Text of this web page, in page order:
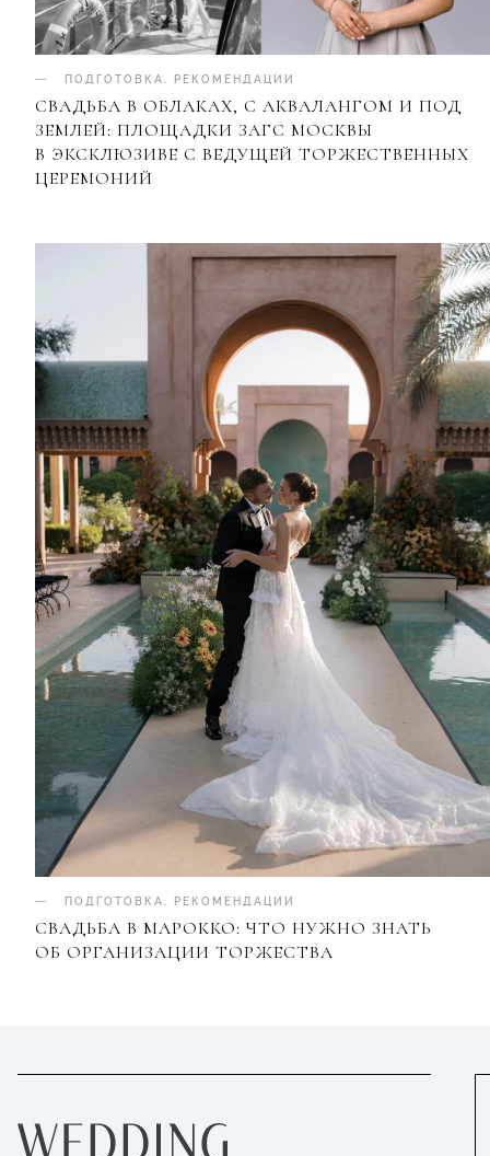
ПОДГОТОВКА РЕКОМЕНДАЦИИ
СВАДЬБА В ОБЛАКАХ, С АКВАЛАНГОМ И ПОД
ЗЕМЛЕЙ: ПЛОЩАДКИ ЗАГС МОСКВЫ
В ЭКСКЛЮЗИВЕ С ВЕДУЩЕЙ ТОРЖЕСТВЕННЫХ
ЦЕРЕМОНИЙ
ПОДГОТОВКА РЕКОМЕНДАЦИИ
СВАДЬБА В МАРОККО: ЧТО НУЖНО ЗНАТЬ
ОБ ОРГАНИЗАЦИИ ТОРЖЕСТВА